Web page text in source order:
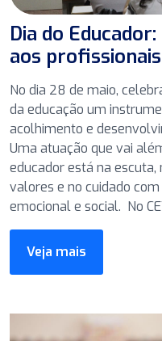
Dia do
aos
No dia 28 de maio,
da educação um
acolhimento e
Uma atuação que vai
educador está na escuta,
valores e no cuidado
emocional e social. No
Veja mais